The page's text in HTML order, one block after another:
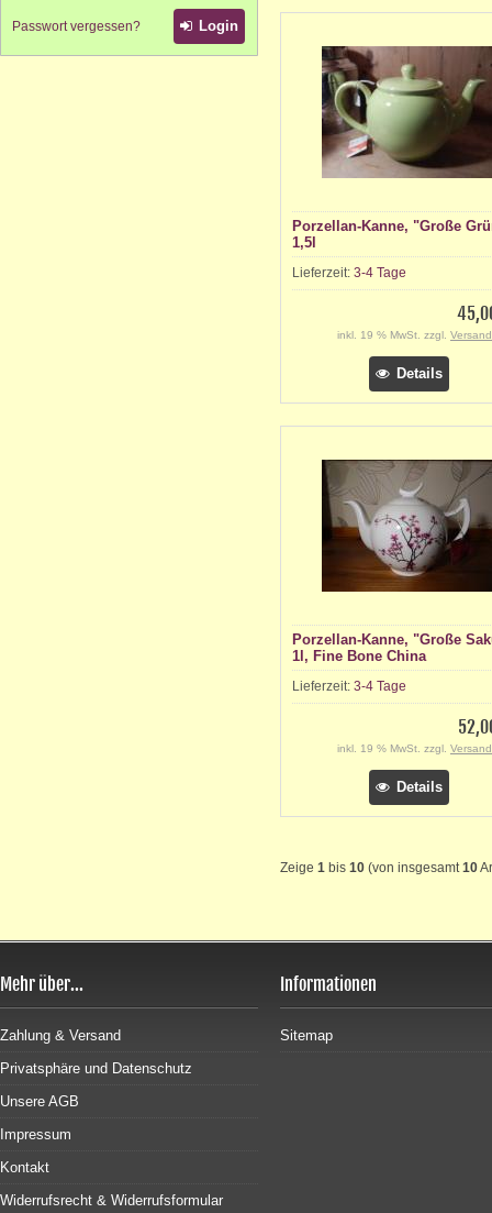
Passwort vergessen? Login
Porzellan-Kanne, "Große
1,5l
Lieferzeit: 3-4 Tage
inkl. 19 % MwSt. zzgl.
Details
Porzellan-Kanne, "Große
1l, Fine Bone China
Lieferzeit: 3-4 Tage
inkl. 19 % MwSt. zzgl.
Details
Zeige 1 bis 10 (von insgesamt10
Mehr über...
Zahlung & Versand
Privatsphäre und Datenschutz
Unsere AGB
Impressum
Kontakt
Widerrufsrecht & Widerrufsformular
Informationen
Sitemap